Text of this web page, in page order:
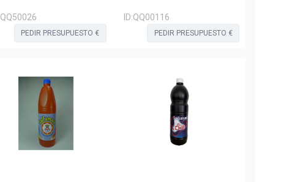
QQ50026
PEDIR PRESUPUESTO €
ID:QQ00116
PEDIR PRESUPUESTO €